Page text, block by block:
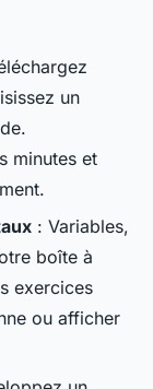
un
minutes et
: Variables,
boîte à
exercices
ou afficher